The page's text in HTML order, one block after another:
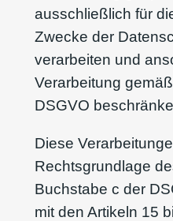
ausschließlich für
Zwecke der
verarbeiten und
Verarbeitung
DSGVO
Diese
Rechtsgrundlage
Buchstabe c der
mit den Artikeln 15